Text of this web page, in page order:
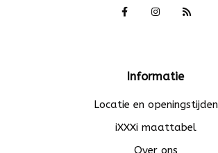
Informatie
Locatie en openingstijden
iXXXi maattabel
Over ons